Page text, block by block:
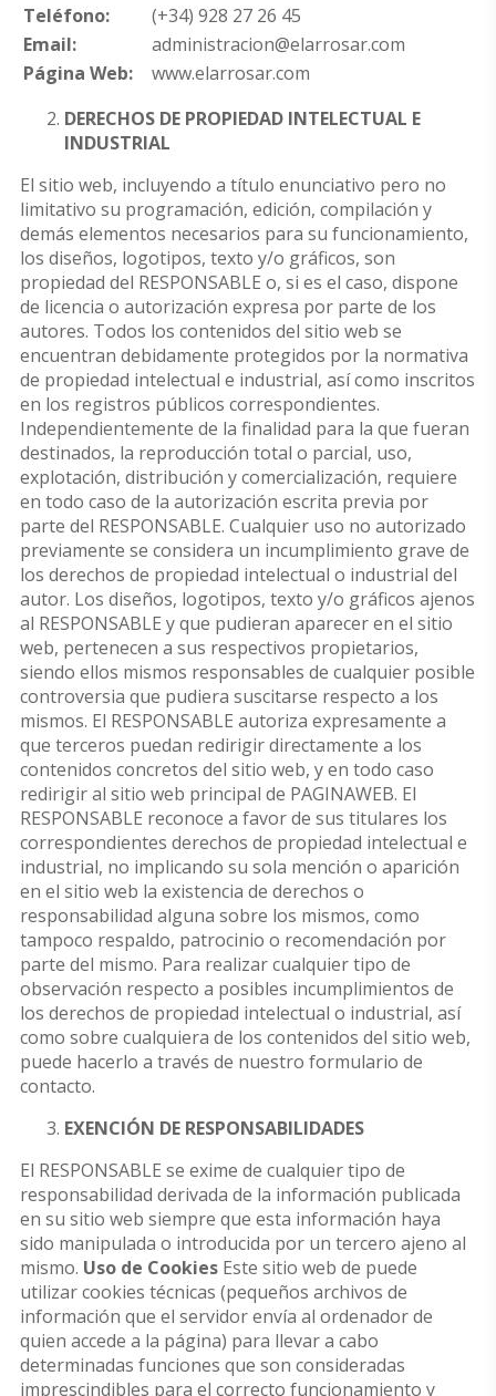
Teléfono:
(+34) 928 27 26 45
Email:
administracion@elarrosar.com
Página Web:
www.elarrosar.com
DERECHOS DE PROPIEDAD INTELECTUAL E
INDUSTRIAL
El sitio web, incluyendo a título enunciativo pero no
limitativo su programación, edición, compilación y
demás elementos necesarios para su funcionamiento,
los diseños, logotipos, texto y/o gráficos, son
propiedad del RESPONSABLE o, si es el caso, dispone
de licencia o autorización expresa por parte de los
autores. Todos los contenidos del sitio web se
encuentran debidamente protegidos por la normativa
de propiedad intelectual e industrial, así como inscritos
en los registros públicos correspondientes.
Independientemente de la finalidad para la que fueran
destinados, la reproducción total o parcial, uso,
explotación, distribución y comercialización, requiere
en todo caso de la autorización escrita previa por
parte del RESPONSABLE. Cualquier uso no autorizado
previamente se considera un incumplimiento grave de
los derechos de propiedad intelectual o industrial del
autor. Los diseños, logotipos, texto y/o gráficos ajenos
al RESPONSABLE y que pudieran aparecer en el sitio
web, pertenecen a sus respectivos propietarios,
siendo ellos mismos responsables de cualquier posible
controversia que pudiera suscitarse respecto a los
mismos. El RESPONSABLE autoriza expresamente a
que terceros puedan redirigir directamente a los
contenidos concretos del sitio web, y en todo caso
redirigir al sitio web principal de PAGINAWEB. El
RESPONSABLE reconoce a favor de sus titulares los
correspondientes derechos de propiedad intelectual e
industrial, no implicando su sola mención o aparición
en el sitio web la existencia de derechos o
responsabilidad alguna sobre los mismos, como
tampoco respaldo, patrocinio o recomendación por
parte del mismo. Para realizar cualquier tipo de
observación respecto a posibles incumplimientos de
los derechos de propiedad intelectual o industrial, así
como sobre cualquiera de los contenidos del sitio web,
puede hacerlo a través de nuestro formulario de
contacto.
EXENCIÓN DE RESPONSABILIDADES
El RESPONSABLE se exime de cualquier tipo de
responsabilidad derivada de la información publicada
en su sitio web siempre que esta información haya
sido manipulada o introducida por un tercero ajeno al
mismo. Uso de Cookies Este sitio web de puede
utilizar cookies técnicas (pequeños archivos de
información que el servidor envía al ordenador de
quien accede a la página) para llevar a cabo
determinadas funciones que son consideradas
imprescindibles para el correcto funcionamiento y